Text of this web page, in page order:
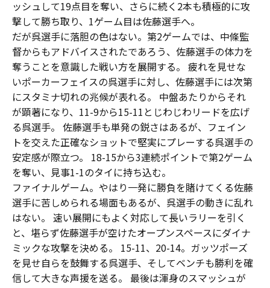
ッシュして19点目を奪い、さらに続く2本も積極的に攻
撃して勝ち取り、1ゲーム目は佐藤選手へ。
だが呉選手に落胆の色はない。第2ゲームでは、中條監
督からもアドバイスされたであろう、佐藤選手の体力を
奪うことを意識した戦い方を展開する。 疲れを見せな
いポーカーフェイスの呉選手に対し、佐藤選手には次第
にスタミナ切れの兆候が表れる。 中盤あたりからそれ
が顕著になり、11-9から15-11とじわじわリードを広げ
る呉選手。 佐藤選手も単発の鋭さはあるが、フェイン
トを交えた正確なショットで堅実にプレーする呉選手の
安定感が際立つ。 18-15から3連続ポイントで第2ゲーム
を奪い、見事1-1のタイに持ち込む。
ファイナルゲーム。やはり一発に勝負を賭けてくる佐藤
選手に苦しめられる場面もあるが、呉選手の動きに乱れ
はない。 速い展開にもよく対応して長いラリーを引く
と、堪らず佐藤選手が空けたオープンスペースにダイナ
ミックな攻撃を決める。 15-11、20-14。ガッツポーズ
を見せ自らを鼓舞する呉選手、そしてベンチも勝利を確
信して大きな声援を送る。 最後は渾身のスマッシュが